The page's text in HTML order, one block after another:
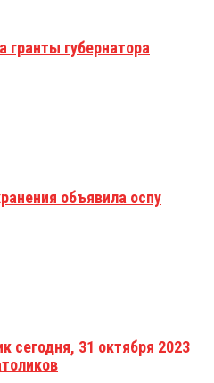
гранты губернатора
объявила оспу
сегодня, 31 октября 2023